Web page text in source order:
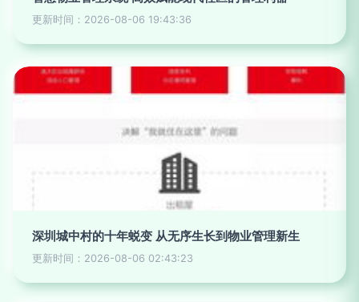
更新时间：2026-08-06 19:43:36
深圳城中村的十年蜕变 从无序生长到物业管理新生
更新时间：2026-08-06 02:43:23